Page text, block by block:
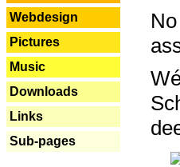
Webdesign
Pictures
Music
Downloads
Links
Sub-pages